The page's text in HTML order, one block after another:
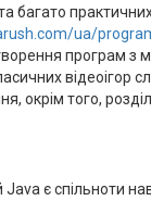
багато
ua/
програм з
окрім того,
є спільноти